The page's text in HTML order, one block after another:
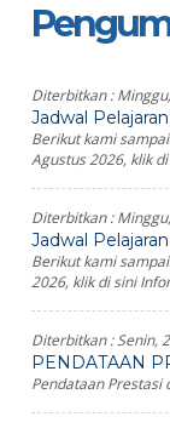
Diterbitkan :
Jadwal
Berikut kami
Agustus 2026, klik
Diterbitkan :
Jadwal
Berikut kami
2026, klik di sini
Diterbitkan :Senin,
PENDATAAN
Pendataan Prestasi